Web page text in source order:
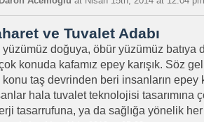
ve Tuvalet Adabı
yüzümüz doğuya, öbür yüzümüz
konuda kafamız epey karışık. Söz
konu taş devrinden beri insanların epey
hala tuvalet teknolojisi tasarımına
tasarrufuna, ya da sağlığa yönelik